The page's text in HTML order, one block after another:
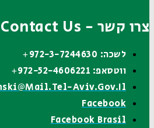
צרו קשר - Contact Us
לשכה: 972-3-7244630+
ווטסאפ: 972-52-4606221+
Aviv.gov.il
Facebook
Facebook Brasil